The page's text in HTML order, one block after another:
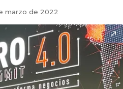
marzo de 2022